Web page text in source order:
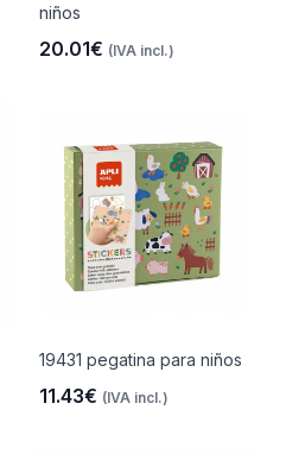
niños
20.01€ (IVA incl.)
19431 pegatina para niños
11.43€ (IVA incl.)